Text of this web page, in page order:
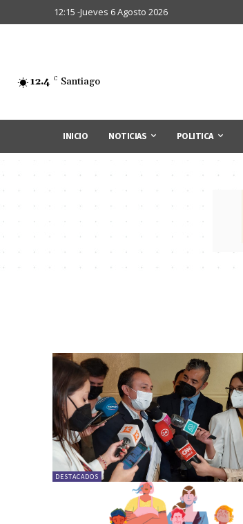
12:15 -Jueves 6 Agosto 2026
12.4 C Santiago
INICIO NOTICIAS POLITICA
DESTACADOS